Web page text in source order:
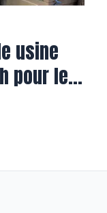
usine
pour le